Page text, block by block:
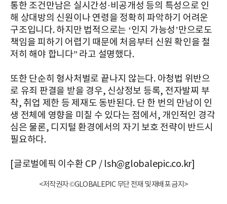
통한 조건만남은 실시간성·비공개성 등의 특성으로 인
해 상대방의 신원이나 연령을 정확히 파악하기 어려운
구조입니다. 하지만 법적으로는 ‘인지 가능성’만으로도
책임을 피하기 어렵기 때문에 처음부터 신원 확인을 철
저히 해야 합니다” 라고 설명했다.
또한 단순히 형사처벌로 끝나지 않는다. 아청법 위반으
로 유죄 판결을 받을 경우, 신상정보 등록, 전자발찌 부
착, 취업 제한 등 제재도 동반된다. 단 한 번의 만남이 인
생 전체에 영향을 미칠 수 있다는 점에서, 개인적인 경각
심은 물론, 디지털 환경에서의 자기 보호 전략이 반드시
필요하다.
[글로벌에픽 이수환 CP / lsh@globalepic.co.kr]
<저작권자 ©GLOBALEPIC 무단 전재 및 재배포 금지>